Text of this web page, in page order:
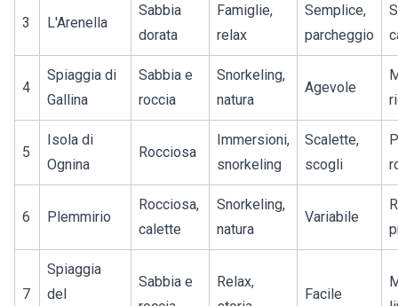
3 L'Arenella
Sabbia
dorata
Famiglie,
relax
Semplice,
parcheggio
4
Spiaggia di
Gallina
Sabbia e
roccia
Snorkeling,
natura
Agevole
5
Isola di
Ognina
Rocciosa
Immersioni,
snorkeling
Scalette,
scogli
6 Plemmirio
Rocciosa,
calette
Snorkeling,
natura
Variabile
7
Spiaggia
del
Sabbia e
Relax,
Facile